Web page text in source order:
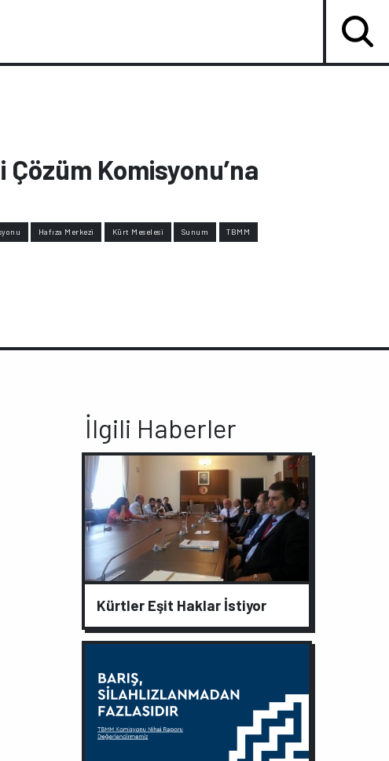
Çözüm Komisyonu’na
Hafıza Merkezi Kürt Meselesi Sunum TBMM
İlgili Haberler
Kürtler Eşit Haklar İstiyor